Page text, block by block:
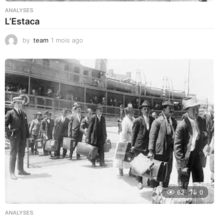
ANALYSES
L’Estaca
by team 1 mois ago
i
s
a
o
62 0
ANALYSES